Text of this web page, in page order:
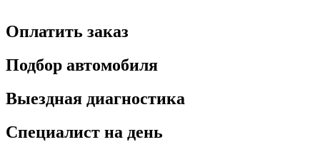
Оплатить заказ
Подбор автомобиля
Выездная диагностика
Специалист на день